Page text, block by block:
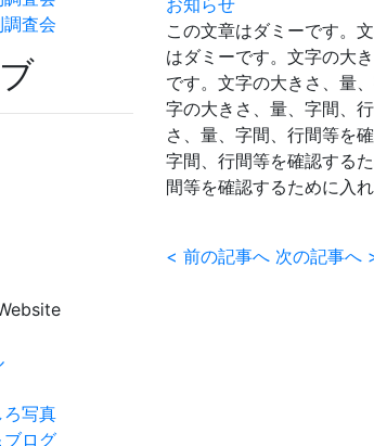
査会
この文章はダミーです。
はダミーです。文字の大
です。文字の大きさ、量
字の大きさ、量、字間、
さ、量、字間、行間等を
字間、行間等を確認する
間等を確認するために入
< 前の記事へ 次の記事へ
写真
ブログ